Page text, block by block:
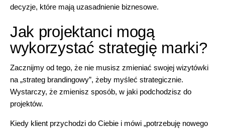
decyzje, które mają uzasadnienie biznesowe.
Jak projektanci mogą
wykorzystać strategię marki?
Zacznijmy od tego, że nie musisz zmieniać swojej wizytówki
na „strateg brandingowy”, żeby myśleć strategicznie.
Wystarczy, że zmienisz sposób, w jaki podchodzisz do
projektów.
Kiedy klient przychodzi do Ciebie i mówi „potrzebuję nowego